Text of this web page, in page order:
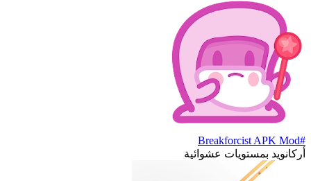
#Breakforcist APK Mod
أركانويد بمستويات عشوائية